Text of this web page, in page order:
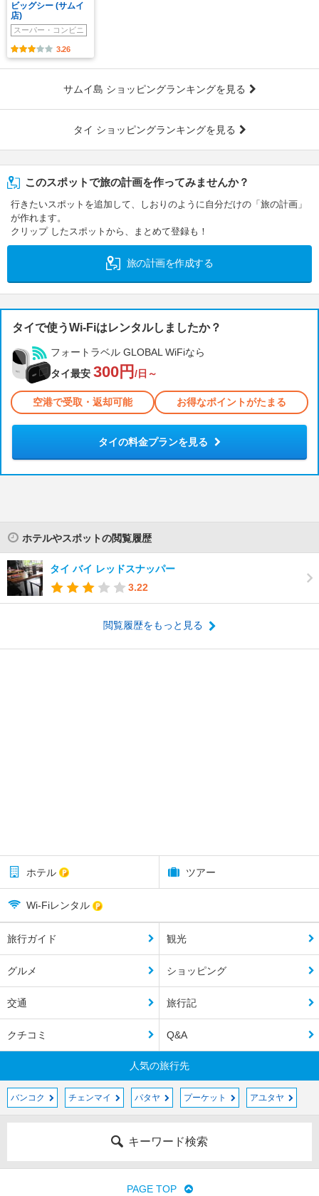
ビッグシー (サムイ
店)
スーパー・コンビニ
3.26
サムイ島 ショッピングランキングを見る
タイ ショッピングランキングを見る
このスポットで旅の計画を作ってみませんか？
行きたいスポットを追加して、しおりのように自分だけの「旅の計画」
が作れます。
クリップ したスポットから、まとめて登録も！
旅の計画を作成する
タイで使うWi-Fiはレンタルしましたか？
フォートラベル GLOBAL WiFiなら
タイ最安 300円 /日～
空港で受取・返却可能 お得なポイントがたまる
タイの料金プランを見る
ホテルやスポットの閲覧履歴
タイ バイ レッドスナッパー
3.22
閲覧履歴をもっと見る
ホテル ツアー
Wi-Fiレンタル
旅行ガイド 観光
グルメ ショッピング
交通 旅行記
クチコミ Q&A
人気の旅行先
バンコク チェンマイ パタヤ プーケット アユタヤ
キーワード検索
PAGE TOP